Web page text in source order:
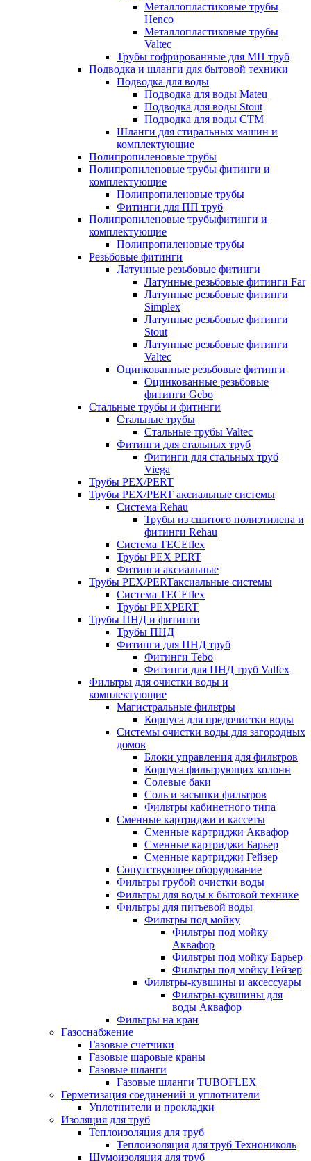
Металлопластиковые трубы
Henco
Металлопластиковые трубы
Valtec
Трубы гофрированные для МП труб
Подводка и шланги для бытовой техники
Подводка для воды
Подводка для воды Mateu
Подводка для воды Stout
Подводка для воды СТМ
Шланги для стиральных машин и
комплектующие
Полипропиленовые трубы
Полипропиленовые трубы фитинги и
комплектующие
Полипропиленовые трубы
Фитинги для ПП труб
Полипропиленовые трубыфитинги и
комплектующие
Полипропиленовые трубы
Резьбовые фитинги
Латунные резьбовые фитинги
Латунные резьбовые фитинги Far
Латунные резьбовые фитинги
Simplex
Латунные резьбовые фитинги
Stout
Латунные резьбовые фитинги
Valtec
Оцинкованные резьбовые фитинги
Оцинкованные резьбовые
фитинги Gebo
Стальные трубы и фитинги
Стальные трубы
Стальные трубы Valtec
Фитинги для стальных труб
Фитинги для стальных труб
Viega
Трубы PEX/PERT
Трубы PEX/PERT аксиальные системы
Система Rehau
Трубы из сшитого полиэтилена и
фитинги Rehau
Система TECEflex
Трубы PEX PERT
Фитинги аксиальные
Трубы PEX/PERTаксиальные системы
Система TECEflex
Трубы PEXPERT
Трубы ПНД и фитинги
Трубы ПНД
Фитинги для ПНД труб
Фитинги Tebo
Фитинги для ПНД труб Valfex
Фильтры для очистки воды и
комплектующие
Магистральные фильтры
Корпуса для предочистки воды
Системы очистки воды для загородных
домов
Блоки управления для фильтров
Корпуса фильтрующих колонн
Солевые баки
Соль и засыпки фильтров
Фильтры кабинетного типа
Сменные картриджи и кассеты
Сменные картриджи Аквафор
Сменные картриджи Барьер
Сменные картриджи Гейзер
Сопутствующее оборудование
Фильтры грубой очистки воды
Фильтры для воды к бытовой технике
Фильтры для питьевой воды
Фильтры под мойку
Фильтры под мойку
Аквафор
Фильтры под мойку Барьер
Фильтры под мойку Гейзер
Фильтры-кувшины и аксессуары
Фильтры-кувшины для
воды Аквафор
Фильтры на кран
Газоснабжение
Газовые счетчики
Газовые шаровые краны
Газовые шланги
Газовые шланги TUBOFLEX
Герметизация соединений и уплотнители
Уплотнители и прокладки
Изоляция для труб
Теплоизоляция для труб
Теплоизоляция для труб Технониколь
Шумоизоляция для труб